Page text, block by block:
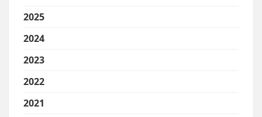
2025
2024
2023
2022
2021